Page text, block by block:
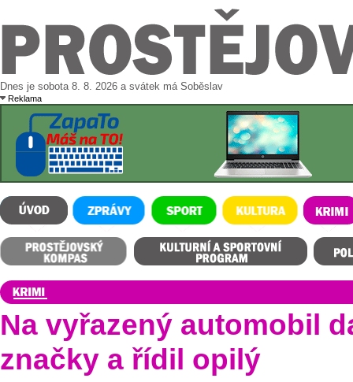
Dnes je sobota 8. 8. 2026 a svátek má Soběslav
Reklama
ÚVOD ZPRÁVY SPORT KULTURA KRIMI
Prostějovský kompas
Na vyřazený automobil
značky a řídil opilý